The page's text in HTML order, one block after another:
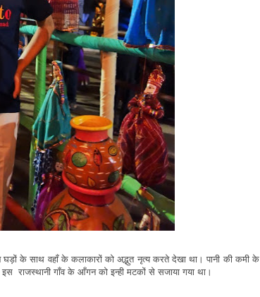
के साथ वहाँ के कलाकारों को अद्भुत नृत्य करते देखा था। पानी की कमी के
राजस्थानी गाँव के आँगन को इन्ही मटकों से सजाया गया था।